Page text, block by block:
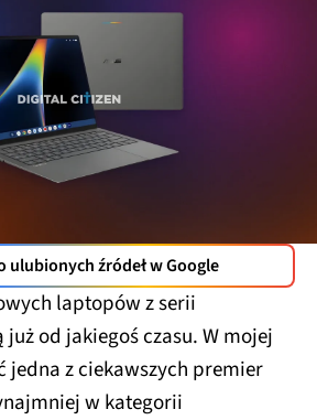
ulubionych źródeł w Google
laptopów z serii
od jakiegoś czasu. W mojej
jedna z ciekawszych premier
w kategorii